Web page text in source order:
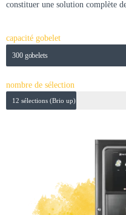
constituer une solution complète
capacité gobelet
300 gobelets
nombre de sélection
12 sélections (Brio up)